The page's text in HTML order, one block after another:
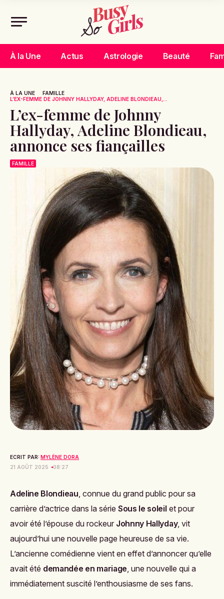
À la Une Actus Astrologie Beauté
À LA UNE
FAMILLE
L’EX-FEMME DE JOHNNY HALLYDAY, ADELINE BLONDIEAU,...
L’ex-femme de Johnny
Hallyday, Adeline Blondieau,
annonce ses fiançailles
FAMILLE
ECRIT PAR: MYLÈNE DORA
21 AOÛT 2025
08:27
Adeline Blondieau, connue du grand public pour sa
carrière d’actrice dans la série Sous le soleil et pour
avoir été l’épouse du rockeur Johnny Hallyday, vit
aujourd’hui une nouvelle page heureuse de sa vie.
L’ancienne comédienne vient en effet d’annoncer qu’elle
avait été demandée en mariage, une nouvelle qui a
immédiatement suscité l’enthousiasme de ses fans.